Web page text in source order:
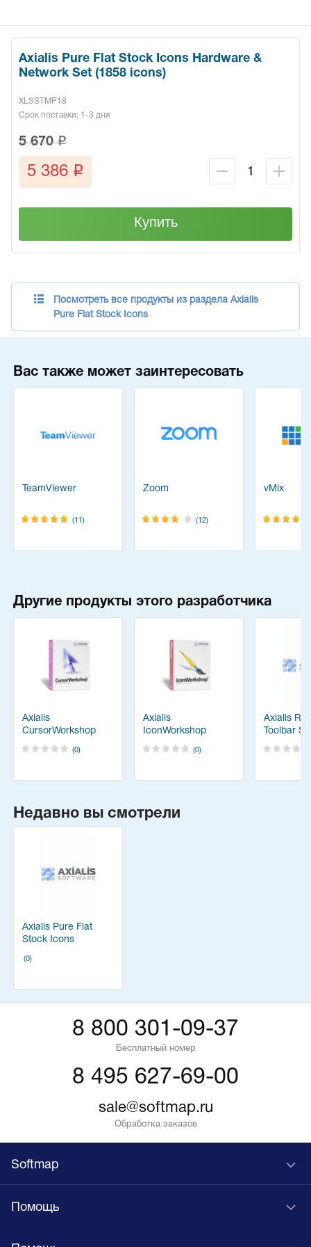
Axialis Pure Flat Stock Icons Hardware &
Network Set (1858 icons)
XLSSTMP18
Срок поставки: 1-3 дня
5 670q
5 386 q
Купить
Посмотреть все продукты из раздела Axialis
Pure Flat Stock Icons
Вас также может заинтересовать
TeamViewer
(11)
Zoom
(12)
vMix
Другие продукты этого разработчика
Axialis
CursorWorkshop
(0)
Axialis
IconWorkshop
(0)
Axialis
Toolbar
Недавно вы смотрели
Axialis Pure Flat
Stock Icons
(0)
8 800 301-09-37
Бесплатный номер
8 495 627-69-00
sale@softmap.ru
Обработка заказов
Softmap
Помощь